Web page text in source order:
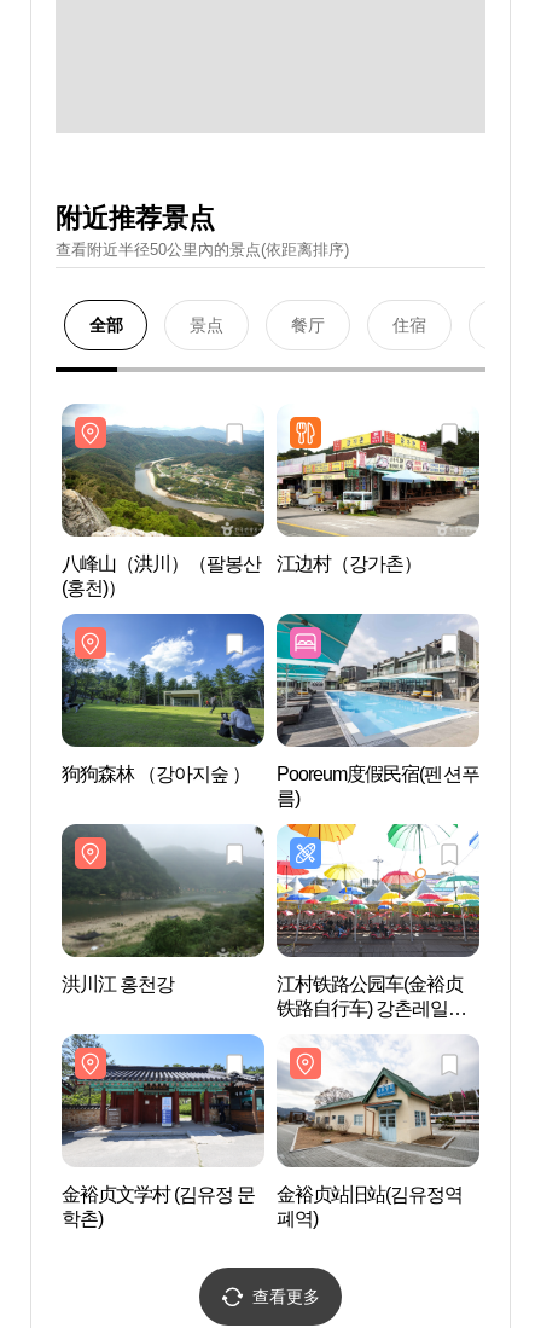
附近推荐景点
查看附近半径50公里內的景点(依距离排序)
全部 景点 餐厅 住宿
八峰山（洪川）（팔봉산
(홍천)）
江边村（강가촌）
狗狗森林 （강아지숲 ）
Pooreum度假民宿(펜션푸
름)
洪川江 홍천강
江村铁路公园车(金裕贞
铁路自行车) 강촌레일파
크 (김유정레일바이크)
金裕贞文学村 (김유정 문
학촌)
金裕贞站旧站(김유정역
폐역)
查看更多